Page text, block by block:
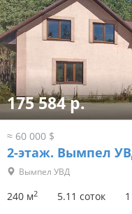
175 584 р.
≈ 60 000 $
2-этаж. Вымпел
Вымпел УВД
240 м2 5.11 соток